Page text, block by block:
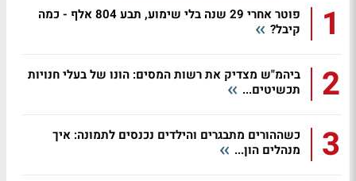
1
פוטר אחרי 29 שנה בלי שימוע, תבע 804 אלף - כמה
קיבל?
2
ביהמ"ש מצדיק את רשות המסים: הונו של בעלי חנויות
תכשיטים...
3
כשההורים מתבגרים והילדים נכנסים לתמונה: איך
מנהלים הון...